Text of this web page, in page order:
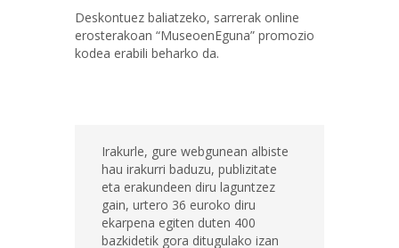
Deskontuez baliatzeko, sarrerak online
erosterakoan “MuseoenEguna” promozio
kodea erabili beharko da.
Irakurle, gure webgunean albiste
hau irakurri baduzu, publizitate
eta erakundeen diru laguntzez
gain, urtero 36 euroko diru
ekarpena egiten duten 400
bazkidetik gora ditugulako izan